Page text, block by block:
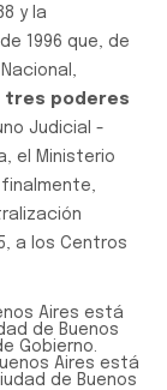
y la
1996 que, de
tres poderes
Judicial -
el Ministerio
finalmente,
a los Centros
Aires está
de Buenos
Gobierno.
Aires está
de Buenos